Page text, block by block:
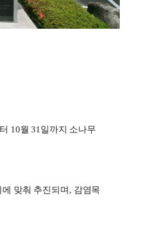
10월31 일까지 소나무
맞춰 추진되며 , 감염목